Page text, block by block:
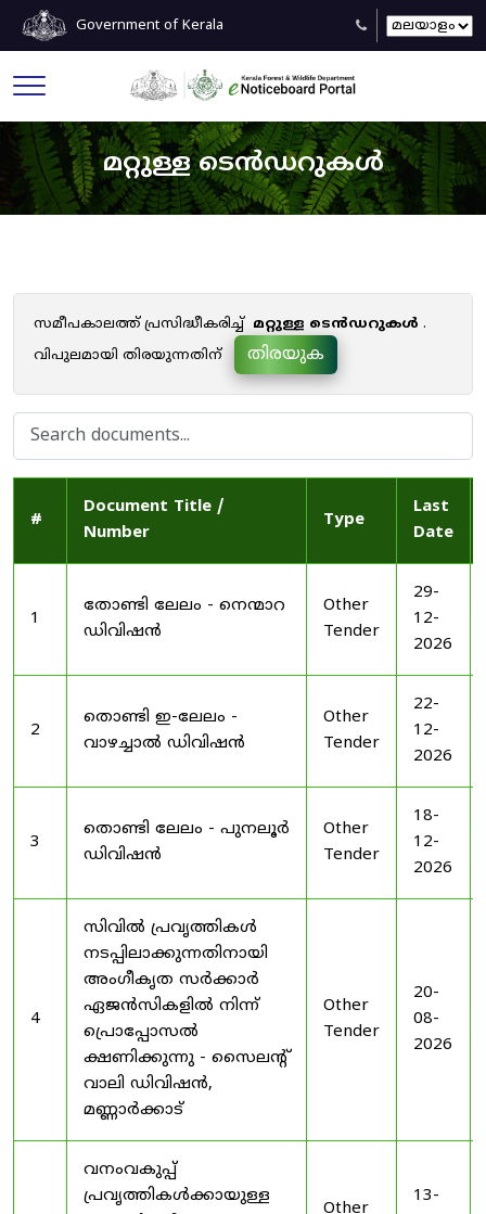
Government of Kerala
മറ്റുള്ള ടെൻഡറുകൾ
സമീപകാലത്ത് പ്രസിദ്ധീകരിച്ച് മറ്റുള്ള ടെൻഡറുകൾ .
വിപുലമായി തിരയുന്നതിന്
തിരയുക
#
Document Title /
Number
Type
Last
Date
1
തോണ്ടി ലേലം - നെന്മാറ
ഡിവിഷൻ
Other
Tender
29-
12-
2026
2
തൊണ്ടി ഇ-ലേലം -
വാഴച്ചാൽ ഡിവിഷൻ
Other
Tender
22-
12-
2026
3
തൊണ്ടി ലേലം - പുനലൂർ
ഡിവിഷൻ
Other
Tender
18-
12-
2026
4
സിവിൽ പ്രവൃത്തികൾ
നടപ്പിലാക്കുന്നതിനായി
അംഗീകൃത സർക്കാർ
ഏജൻസികളിൽ നിന്ന്
പ്രൊപ്പോസൽ
ക്ഷണിക്കുന്നു - സൈലന്റ്
വാലി ഡിവിഷൻ,
മണ്ണാർക്കാട്
Other
Tender
20-
08-
2026
വനംവകുപ്പ്
പ്രവൃത്തികൾക്കായുള്ള
Other
13-